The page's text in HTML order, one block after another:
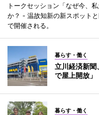
トークセッション「なぜ今、
か？ - 温故知新の新スポット
で開催される。
暮らす・働く
立川経済新聞
で屋上開放」
暮らす・働く